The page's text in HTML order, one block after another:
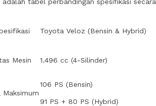
Toyota Veloz (Bensin & Hybrid)
Mesin 1.496 cc (4-Silinder)
Maksimum
106 PS (Bensin)
91 PS + 80 PS (Hybrid)